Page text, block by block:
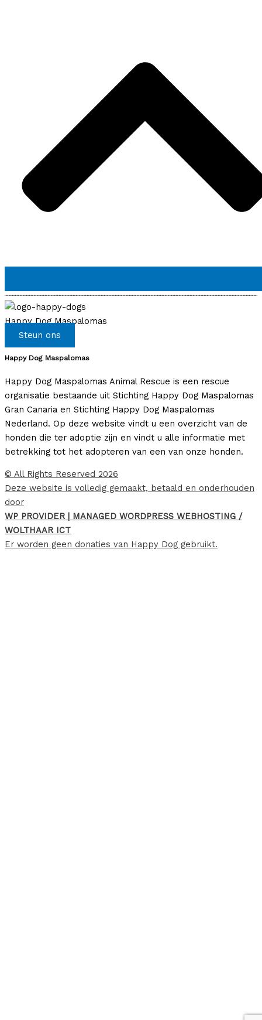
Happy Dog Maspalomas
Steun ons
Happy Dog Maspalomas
Happy Dog Maspalomas Animal Rescue is een rescue
organisatie bestaande uit Stichting Happy Dog Maspalomas
Gran Canaria en Stichting Happy Dog Maspalomas
Nederland. Op deze website vindt u een overzicht van de
honden die ter adoptie zijn en vindt u alle informatie met
betrekking tot het adopteren van een van onze honden.
© All Rights Reserved 2026
Deze website is volledig gemaakt, betaald en onderhouden
door
WP PROVIDER | MANAGED WORDPRESS WEBHOSTING /
WOLTHAAR ICT
Er worden geen donaties van Happy Dog gebruikt.